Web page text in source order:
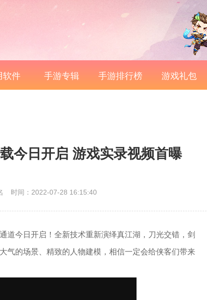
软件 手游专辑 手游排行榜 游戏礼包
今日开启 游戏实录视频首曝
时间：2022-07-28 16:15:40
道今日开启！全新技术重新演绎真江湖，刀光交错，剑
气的场景、精致的人物建模，相信一定会给侠客们带来